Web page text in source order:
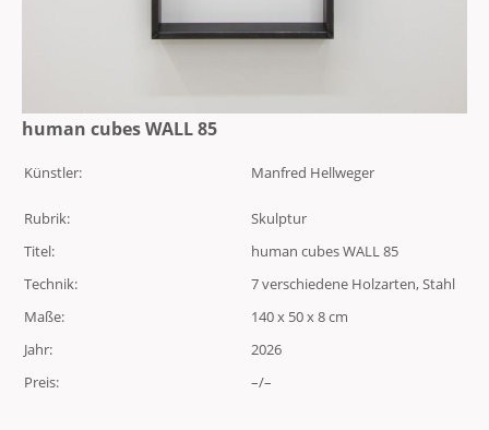
human cubes WALL 85
Künstler: Manfred Hellweger
Rubrik:
Skulptur
Titel:
human cubes WALL 85
Technik:
7 verschiedene Holzarten, Stahl
Maße:
140 x 50 x 8 cm
Jahr:
2026
Preis:
–/–